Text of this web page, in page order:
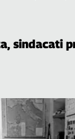
sindacati